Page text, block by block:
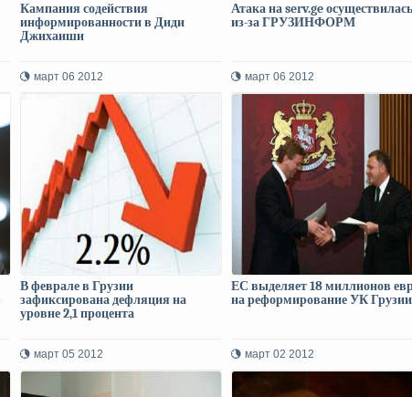
Кампания содействия
информированности в Диди
Джихаиши
март 06 2012
Атака на serv.ge
из-за ГРУЗИНФОРМ
март 06 2012
В феврале в Грузии
зафиксирована дефляция на
уровне 2,1 процента
март 05 2012
ЕС выделяет 18 миллионов
на реформирование УК Грузии
март 02 2012